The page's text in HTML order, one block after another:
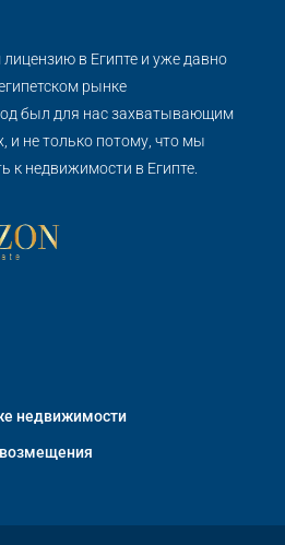
в Египте и уже давно
рынке
был для нас захватывающим
и не только потому, что мы
к недвижимости в Египте.
недвижимости